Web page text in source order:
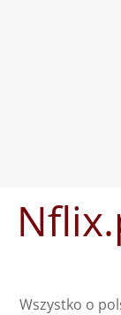
treści
Wszystko o